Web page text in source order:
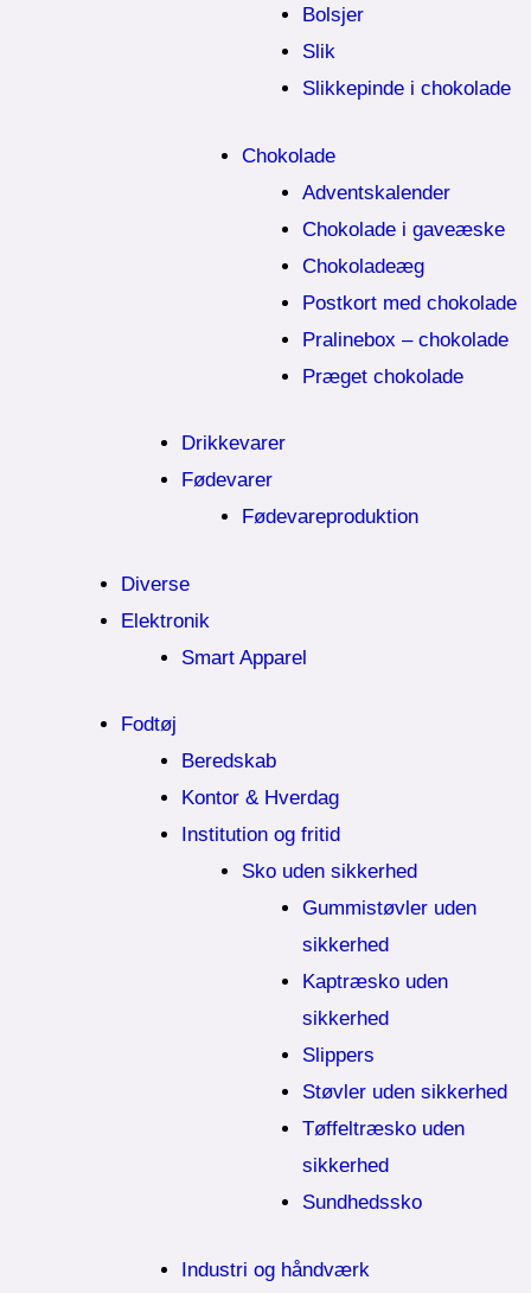
Bolsjer
Slik
Slikkepinde i chokolade
Chokolade
Adventskalender
Chokolade i gaveæske
Chokoladeæg
Postkort med chokolade
Pralinebox – chokolade
Præget chokolade
Drikkevarer
Fødevarer
Fødevareproduktion
Diverse
Elektronik
Smart Apparel
Fodtøj
Beredskab
Kontor & Hverdag
Institution og fritid
Sko uden sikkerhed
Gummistøvler uden
sikkerhed
Kaptræsko uden
sikkerhed
Slippers
Støvler uden sikkerhed
Tøffeltræsko uden
sikkerhed
Sundhedssko
Industri og håndværk